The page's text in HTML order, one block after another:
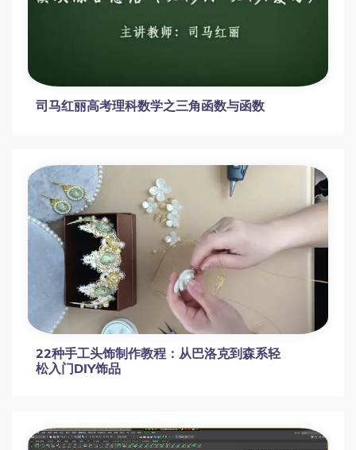
【IP变现通关秘籍】网红校长短视频系统课，
产品、短视频、商业、私域、直播篇